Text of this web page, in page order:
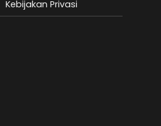
Kebijakan Privasi